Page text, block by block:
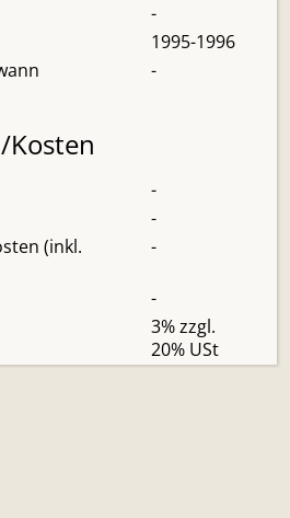
-
1995-1996
-
-
-
(inkl.
-
-
3% zzgl.
20% USt